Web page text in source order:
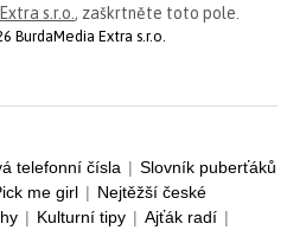
s.r.o. , zaškrtněte toto pole.
BurdaMedia Extra s.r.o.
telefonní čísla | Slovník puberťáků
me girl | Nejtěžší české
| Kulturní tipy | Ajťák radí |